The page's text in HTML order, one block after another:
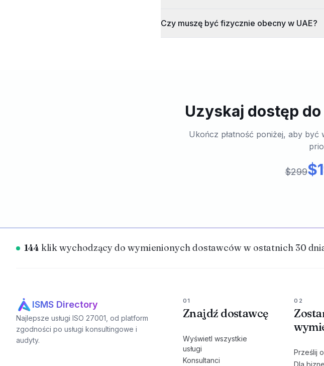
Czy muszę być fizycznie obecny w UAE?
Uzyskaj dostęp
Ukończ płatność poniżej, aby
$299
144 klik wychodzący do wymienionych dostawców w ostatnich 30
ISMS Directory
Najlepsze usługi ISO 27001, od platform
zgodności po usługi konsultingowe i
audyty.
01
Znajdź dostawcę
Wyświetl wszystkie
usługi
Konsultanci
02
Prześlij
Dla